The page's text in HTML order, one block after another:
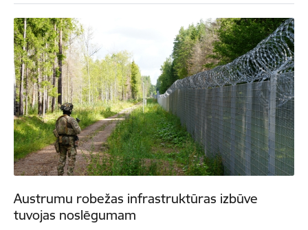
Austrumu robežas infrastruktūras izbūve
tuvojas noslēgumam